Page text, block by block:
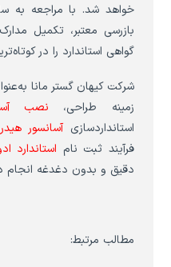
خواهد شد. با مراجعه به
بازرسی معتبر، تکمیل
گواهی استاندارد را در
شرکت کیهان گستر مانا
زمینه طراحی، نصب
استانداردسازیآسانسور
فرآیند ثبت نام استاندارد
دقیق و بدون دغدغه انجام
مطالب مرتبط: